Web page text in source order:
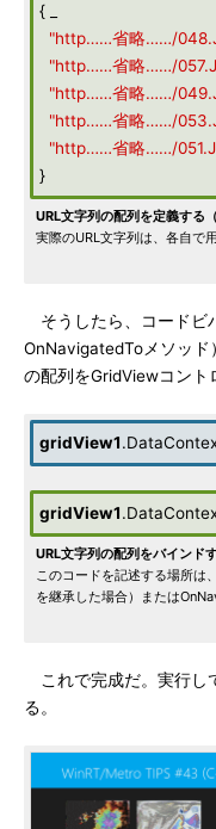
{ _
"http……省略……/
"http……省略……/
"http……省略……/
"http……省略……/
"http……省略……/
}
URL文字列の配列を定義する
実際のURL文字列は、各自で
そうしたら、コードビ
OnNavigatedToメソッド
の配列をGridViewコント
gridView1
gridView1
URL文字列の配列をバインド
このコードを記述する場所は
を継承した場合）または
これで完成だ。実行し
る。